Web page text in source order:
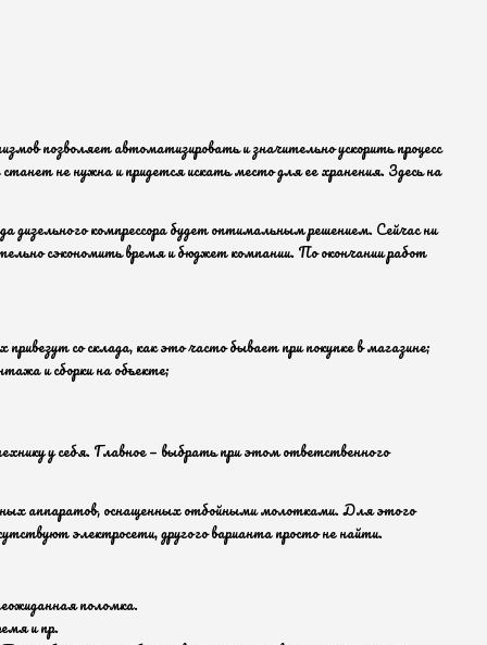
позволяет автоматизировать и значительно ускорить процесс
не нужна и придется искать место для ее хранения. Здесь на
дизельного компрессора будет оптимальным решением. Сейчас ни
сэкономить время и бюджет компании. По окончании работ
со склада, как это часто бывает при покупке в магазине;
и сборки на объекте;
у себя. Главное — выбрать при этом ответственного
аппаратов, оснащенных отбойными молотками. Для этого
электросети, другого варианта просто не найти.
поломка.
и пр.